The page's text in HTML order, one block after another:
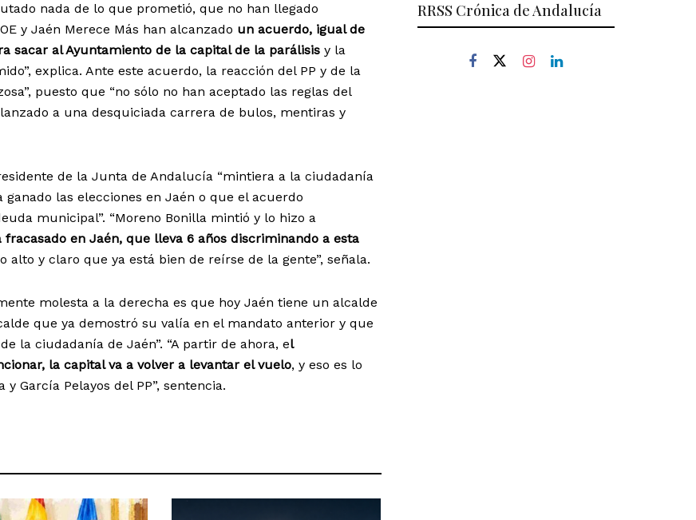
nada de lo que prometió, que no han llegado
y Jaén Merece Más han alcanzado un acuerdo, igual de
sacar al Ayuntamiento de la capital de la parálisis y la
explica. Ante este acuerdo, la reacción del PP y de la
puesto que “no sólo no han aceptado las reglas del
a una desquiciada carrera de bulos, mentiras y
de la Junta de Andalucía “mintiera a la ciudadanía
las elecciones en Jaén o que el acuerdo
municipal”. “Moreno Bonilla mintió y lo hizo a
fracasado en Jaén, que lleva 6 años discriminando a esta
alto y claro que ya está bien de reírse de la gente”, señala.
molesta a la derecha es que hoy Jaén tiene un alcalde
que ya demostró su valía en el mandato anterior y que
la ciudadanía de Jaén”. “A partir de ahora, el
la capital va a volver a levantar el vuelo, y eso es lo
García Pelayos del PP”, sentencia.
RRSS Crónica de Andalucía